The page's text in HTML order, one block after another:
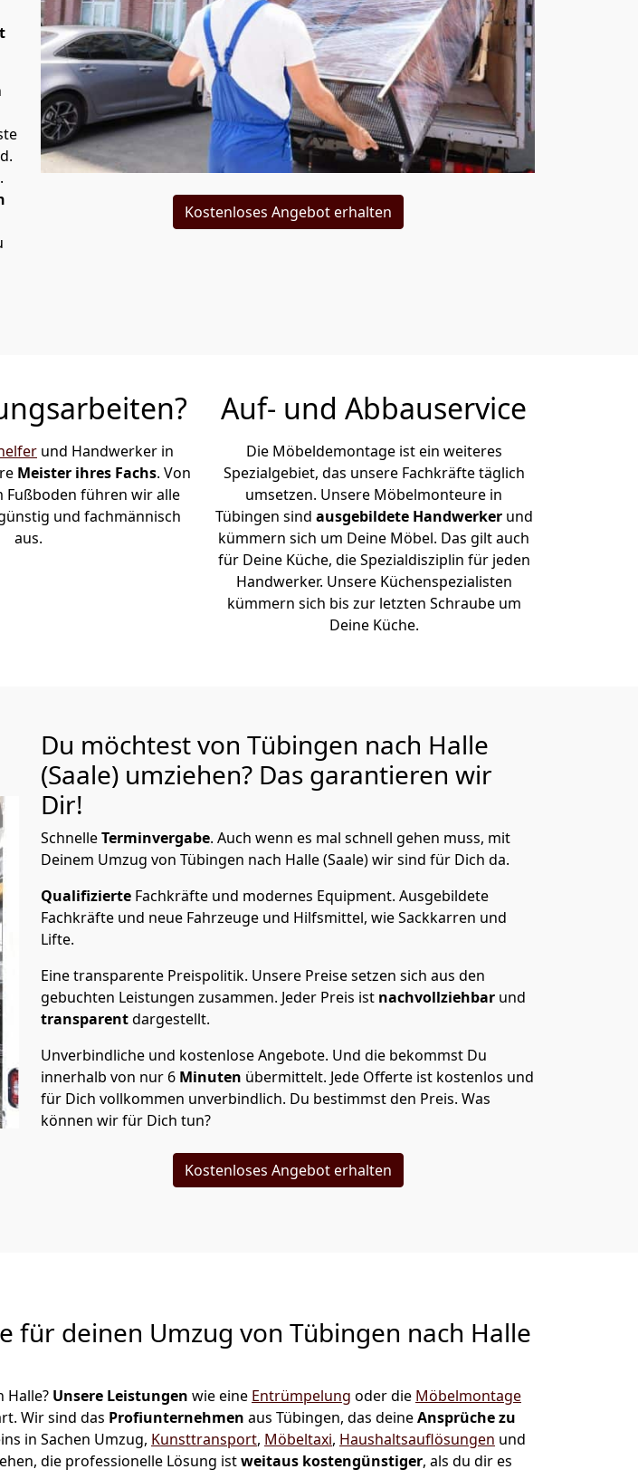
Kostenloses Angebot erhalten
und Handwerker in
Meister ihres Fachs. Von
Fußboden führen wir alle
und fachmännisch
aus.
Auf- und Abbauservice
Die Möbeldemontage ist ein weiteres
Spezialgebiet, das unsere Fachkräfte täglich
umsetzen. Unsere Möbelmonteure in
Tübingen sind ausgebildete Handwerker und
kümmern sich um Deine Möbel. Das gilt auch
für Deine Küche, die Spezialdisziplin für jeden
Handwerker. Unsere Küchenspezialisten
kümmern sich bis zur letzten Schraube um
Deine Küche.
Du möchtest von Tübingen nach Halle
(Saale) umziehen? Das garantieren wir
Dir!
SchnelleTerminvergabe. Auch wenn es mal schnell gehen muss, mit
Deinem Umzug von Tübingen nach Halle (Saale) wir sind für Dich da.
Qualifizierte Fachkräfte und modernes Equipment. Ausgebildete
Fachkräfte und neue Fahrzeuge und Hilfsmittel, wie Sackkarren und
Lifte.
Eine transparente Preispolitik. Unsere Preise setzen sich aus den
gebuchten Leistungen zusammen. Jeder Preis ist nachvollziehbar und
transparentdargestellt.
Unverbindliche und kostenlose Angebote. Und die bekommst Du
innerhalb von nur 6 Minuten übermittelt. Jede Offerte ist kostenlos und
für Dich vollkommen unverbindlich. Du bestimmst den Preis. Was
können wir für Dich tun?
Kostenloses Angebot erhalten
für deinen Umzug von Tübingen nach Halle
Halle? Unsere Leistungen wie eine Entrümpelung oder die Möbelmontage
Wir sind das Profiunternehmen aus Tübingen, das deineAnsprüche zu
in Sachen Umzug, Kunsttransport, Möbeltaxi, Haushaltsauflösungen und
die professionelle Lösung istweitaus kostengünstiger, als du dir es